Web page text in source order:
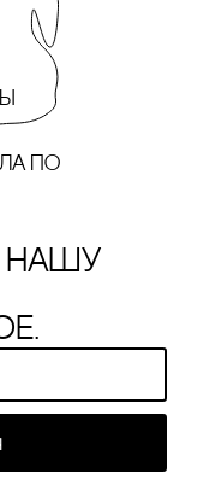
по
нашу